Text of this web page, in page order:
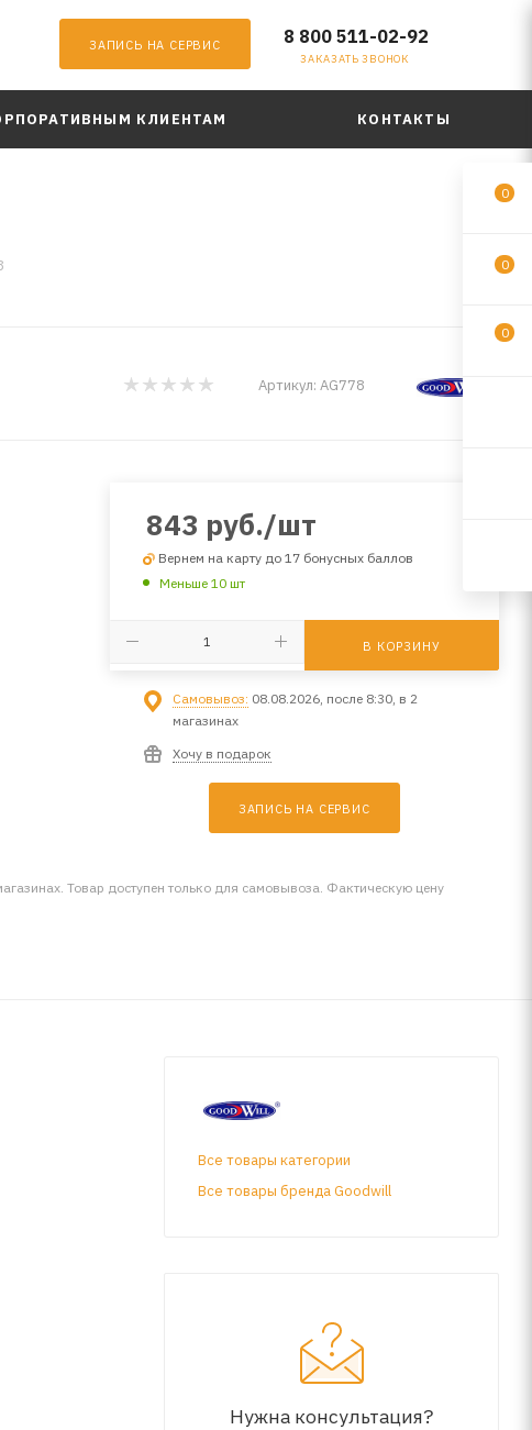
ЗАПИСЬ НА СЕРВИС 8 800 511-02-92
ЗАКАЗАТЬ ЗВОНОК
КЛИЕНТАМ КОНТАКТЫ
Артикул: AG778
843 руб./шт
Вернем на карту до 17 бонусных баллов
Меньше 10 шт
В КОРЗИНУ
Самовывоз: 08.08.2026, после 8:30, в 2
магазинах
Хочу в подарок
ЗАПИСЬ НА СЕРВИС
Товар доступен только для самовывоза. Фактическую цену
Все товары категории
Все товары бренда Goodwill
Нужна консультация?
0
0
0